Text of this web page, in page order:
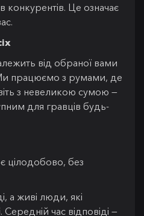
Це означає
від обраної вами
працюємо з румами, де
з невеликою сумою —
для гравців будь-
цілодобово, без
а живі люди, які
час відповіді —